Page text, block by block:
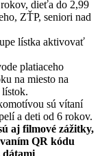
dieťa do 2,99
ZŤP, seniori nad
lístka aktivovať
platiaceho
na miesto na
lístok.
sú vítaní
a deti od 6 rokov.
aj filmové zážitky,
QR kódu